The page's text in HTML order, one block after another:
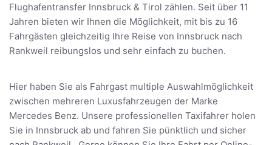
Flughafentransfer Innsbruck & Tirol zählen. Seit über 11
Jahren bieten wir Ihnen die Möglichkeit, mit bis zu 16
Fahrgästen gleichzeitig Ihre Reise von Innsbruck nach
Rankweil reibungslos und sehr einfach zu buchen.
Hier haben Sie als Fahrgast multiple Auswahlmöglichkeit
zwischen mehreren Luxusfahrzeugen der Marke
Mercedes Benz. Unsere professionellen Taxifahrer holen
Sie in Innsbruck ab und fahren Sie pünktlich und sicher